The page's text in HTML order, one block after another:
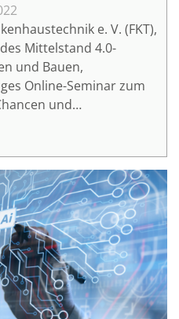
e. V. (FKT),
Mittelstand 4.0-
und Bauen,
Online-Seminar zum
und
Uhr.